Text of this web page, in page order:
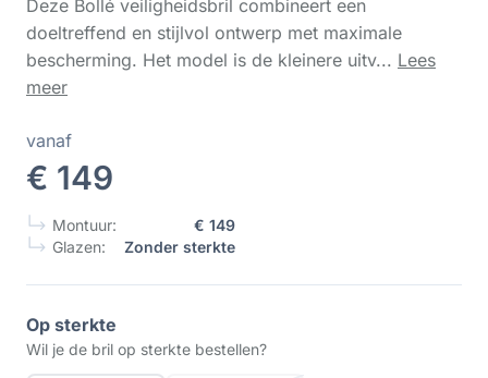
Deze Bollé veiligheidsbril combineert een
doeltreffend en stijlvol ontwerp met maximale
bescherming. Het model is de kleinere uitv... Lees
meer
vanaf
€ 149
Montuur:
€ 149
Glazen:
Zonder sterkte
Op sterkte
Wil je de bril op sterkte bestellen?